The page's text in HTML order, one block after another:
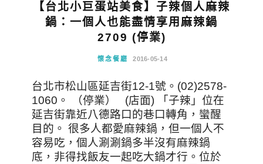
【台北小巨蛋站美食】子辣個人麻辣
鍋：一個人也能盡情享用麻辣鍋
2709 (停業)
懷念餐廳 2016-05-14
台北市松山區延吉街12-1號。(02)2578-
1060。 （停業） (店面) 「子辣」位在
延吉街靠近八德路口的巷口轉角，蠻醒
目的。 很多人都愛麻辣鍋，但一個人不
容易吃，個人涮涮鍋多半沒有麻辣鍋
底，非得找飯友一起吃大鍋才行。位於